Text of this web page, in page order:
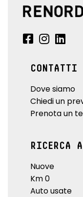
CONTATTI
Dove siamo
Chiedi un
Prenota un
RICERCA
Nuove
Km 0
Auto usate